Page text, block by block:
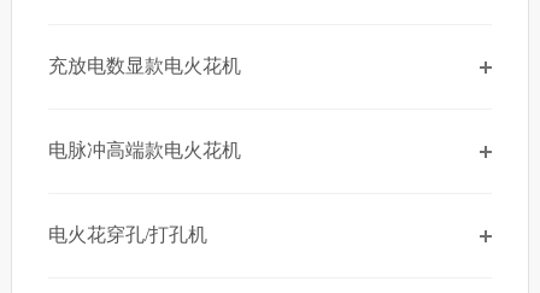
充放电数显款电火花机
电脉冲高端款电火花机
电火花穿孔/打孔机